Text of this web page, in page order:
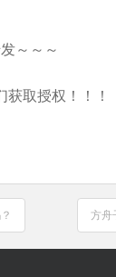
～～～
获取授权！！！
方